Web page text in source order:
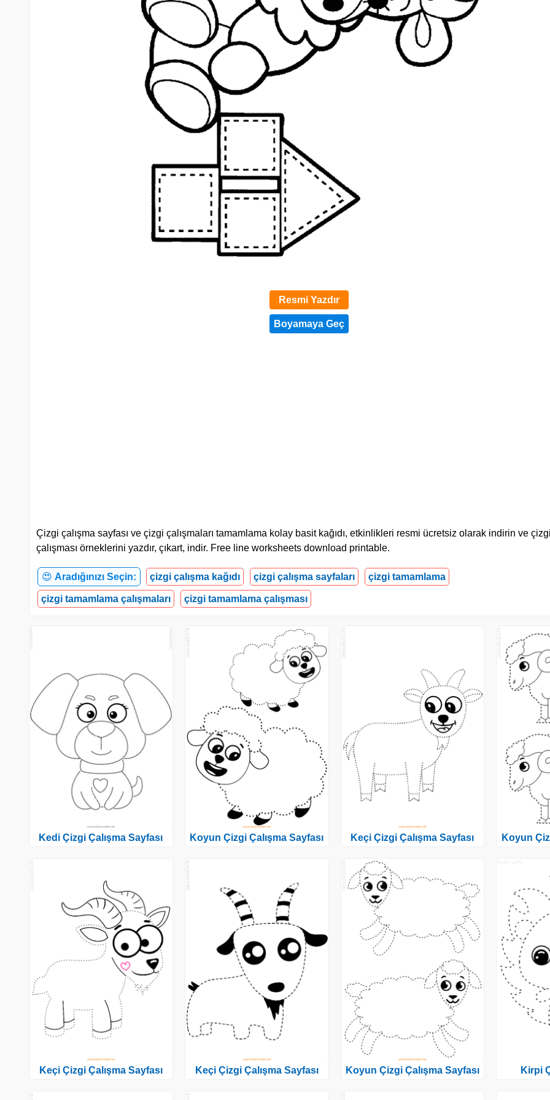
Resmi Yazdır
Çizgi çalışma sayfası ve çizgi çalışmaları tamamlama kolay basit kağıdı, etkinlikleri resmi ücretsiz olarak indirin ve
çalışması örneklerini yazdır, çıkart, indir. Free line worksheets download printable.
😍 Aradığınızı Seçin: çizgi çalışma kağıdı çizgi çalışma sayfaları çizgi tamamlama
çizgi tamamlama çalışmaları çizgi tamamlama çalışması
Kedi Çizgi Çalışma Sayfası
Keçi Çizgi Çalışma Sayfası
Koyun Çizgi Çalışma Sayfası
Keçi Çizgi Çalışma Sayfası
Keçi Çizgi Çalışma Sayfası
Koyun Çizgi Çalışma Sayfası
Koyun
Kirpi